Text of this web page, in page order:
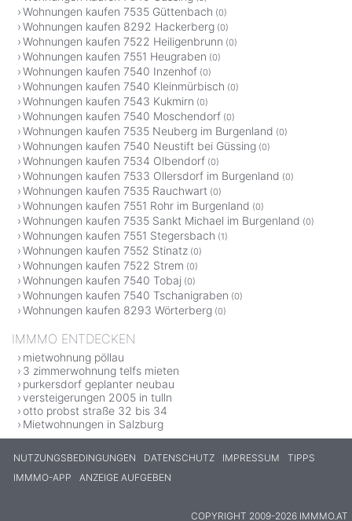
Wohnungen kaufen 7535 Güttenbach (0)
Wohnungen kaufen 8292 Hackerberg (0)
Wohnungen kaufen 7522 Heiligenbrunn (0)
Wohnungen kaufen 7551 Heugraben (0)
Wohnungen kaufen 7540 Inzenhof (0)
Wohnungen kaufen 7540 Kleinmürbisch (0)
Wohnungen kaufen 7543 Kukmirn (0)
Wohnungen kaufen 7540 Moschendorf (0)
Wohnungen kaufen 7535 Neuberg im Burgenland (0)
Wohnungen kaufen 7540 Neustift bei Güssing (0)
Wohnungen kaufen 7534 Olbendorf (0)
Wohnungen kaufen 7533 Ollersdorf im Burgenland (0)
Wohnungen kaufen 7535 Rauchwart (0)
Wohnungen kaufen 7551 Rohr im Burgenland (0)
Wohnungen kaufen 7535 Sankt Michael im Burgenland (0)
Wohnungen kaufen 7551 Stegersbach (1)
Wohnungen kaufen 7552 Stinatz (0)
Wohnungen kaufen 7522 Strem (0)
Wohnungen kaufen 7540 Tobaj (0)
Wohnungen kaufen 7540 Tschanigraben (0)
Wohnungen kaufen 8293 Wörterberg (0)
IMMMO ENTDECKEN
mietwohnung pöllau
3 zimmerwohnung telfs mieten
purkersdorf geplanter neubau
versteigerungen 2005 in tulln
otto probst straße 32 bis 34
Mietwohnungen in Salzburg
NUTZUNGSBEDINGUNGEN DATENSCHUTZ IMPRESSUM
TIPPS
IMMMO-APP
ANZEIGE AUFGEBEN
COPYRIGHT 2009-2026 IMMMO.AT